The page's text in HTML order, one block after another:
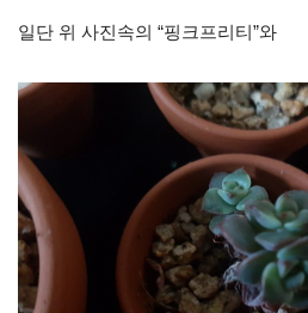
일단 위 사진속의 “핑크프리티”와